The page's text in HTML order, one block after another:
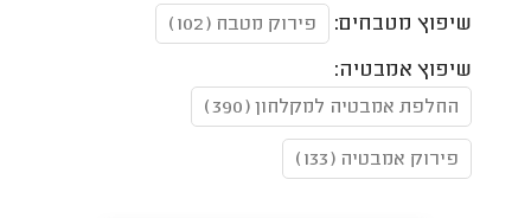
שיפוץ מטבחים: פירוק מטבח (102)
שיפוץ אמבטיה:
החלפת אמבטיה למקלחון (390)
פירוק אמבטיה (133)